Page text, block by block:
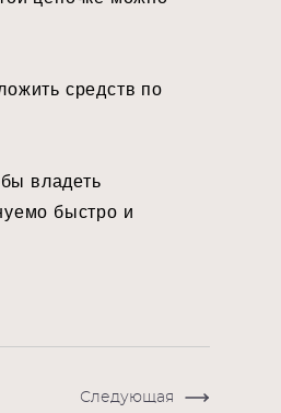
средств по
владеть
быстро и
Следующая